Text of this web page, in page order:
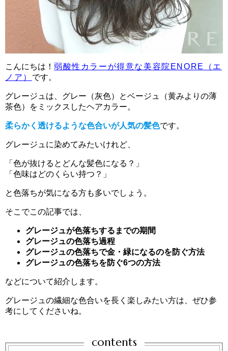
こんにちは！ 弱酸性カラーが得意な美容院ENORE（エ
ノア） です。
グレージュは、グレー（灰色）とベージュ（黄みよりの薄
茶色）をミックスしたヘアカラー。
柔らかく透けるような色合いが人気の髪色です。
グレージュに染めてみたいけれど、
「色が抜けるとどんな髪色になる？」
「色味はどのくらい持つ？」
と色落ちが気になる方も多いでしょう。
そこでこの記事では、
グレージュが色落ちするまでの期間
グレージュの色落ち過程
グレージュの色落ちで金・緑になるのを防ぐ方法
グレージュの色落ちを防ぐ6つの方法
などについて紹介します。
グレージュの繊細な色合いを長く楽しみたい方は、ぜひ参
考にしてくださいね。
contents